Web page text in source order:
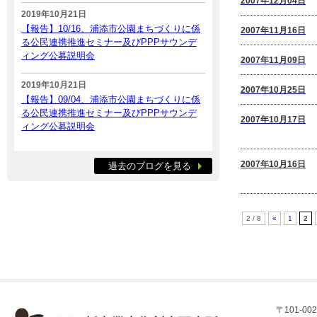
2007年11月16日
2007年11月09日
2007年10月25日
2007年10月17日
2007年10月16日
2 / 8 « 1 2
2019年10月21日
【報告】10/16、浦添市公園まちづくりに係
る公民連携推進セミナー及びPPPサウンデ
ィング公募説明会
2019年10月21日
【報告】09/04、浦添市公園まちづくりに係
る公民連携推進セミナー及びPPPサウンデ
ィング公募説明会
過去のブログを見る
〒101-